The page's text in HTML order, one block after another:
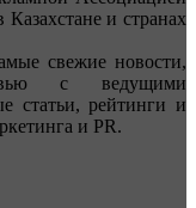
и странах
свежие новости,
с ведущими
статьи, рейтинги и
и PR.